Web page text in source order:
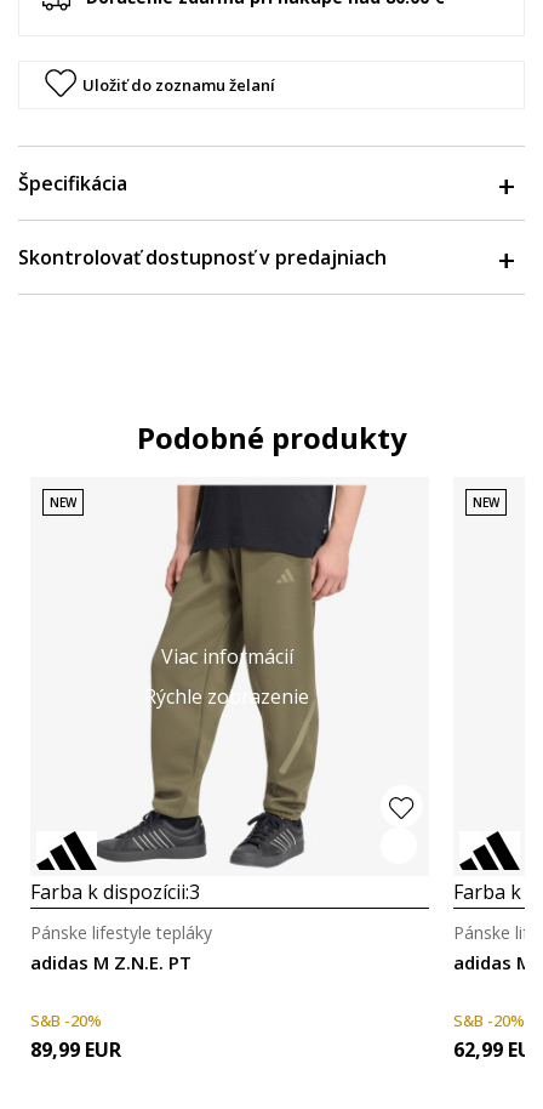
Uložiť do zoznamu želaní
Špecifikácia
Skontrolovať dostupnosť v predajniach
Podobné produkty
Viac informácií
Rýchle zobrazenie
NEW
Farba k dispozícii:3
adidas M Z.N.E. PT
Pánske lifestyle tepláky
S&B -20%
89,99 EUR
NEW
Farba k
adidas M
Pánske
S&B -20%
62,99 EUR